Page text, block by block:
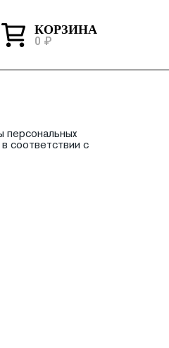
КОРЗИНА
0 ₽
персональных
соответствии с